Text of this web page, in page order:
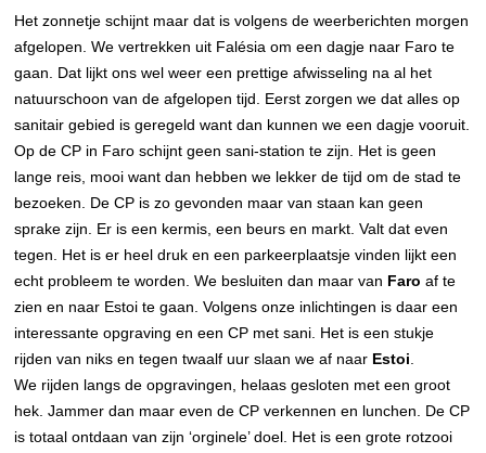
Het zonnetje schijnt maar dat is volgens de weerberichten morgen
afgelopen. We vertrekken uit Falésia om een dagje naar Faro te
gaan. Dat lijkt ons wel weer een prettige afwisseling na al het
natuurschoon van de afgelopen tijd. Eerst zorgen we dat alles op
sanitair gebied is geregeld want dan kunnen we een dagje vooruit.
Op de CP in Faro schijnt geen sani-station te zijn. Het is geen
lange reis, mooi want dan hebben we lekker de tijd om de stad te
bezoeken. De CP is zo gevonden maar van staan kan geen
sprake zijn. Er is een kermis, een beurs en markt. Valt dat even
tegen. Het is er heel druk en een parkeerplaatsje vinden lijkt een
echt probleem te worden. We besluiten dan maar van Faro af te
zien en naar Estoi te gaan. Volgens onze inlichtingen is daar een
interessante opgraving en een CP met sani. Het is een stukje
rijden van niks en tegen twaalf uur slaan we af naar Estoi
We rijden langs de opgravingen, helaas gesloten met een groot
hek. Jammer dan maar even de CP verkennen en lunchen. De CP
is totaal ontdaan van zijn ‘orginele’ doel. Het is een grote rotzooi